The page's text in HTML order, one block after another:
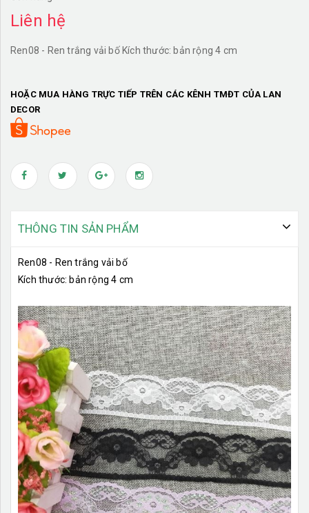
Liên hệ
HOẶC MUA HÀNG TRỰC TIẾP TRÊN CÁC KÊNH TMĐT CỦA LAN
DECOR
THÔNG TIN SẢN PHẨM
Ren08 - Ren trắng vải bố
Kích thước: bản rộng 4 cm